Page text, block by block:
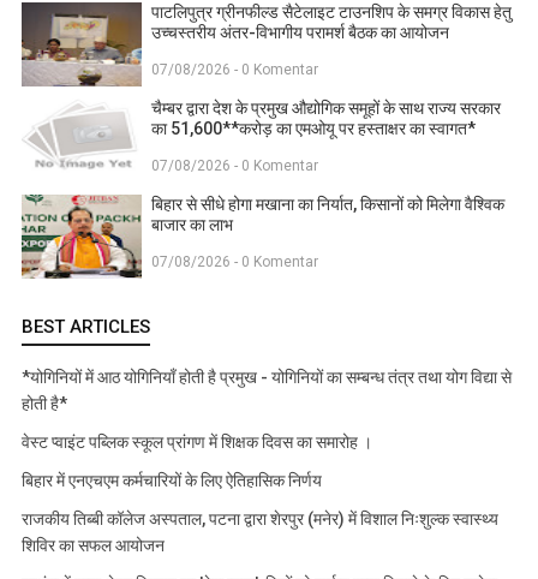
पाटलिपुत्र ग्रीनफील्ड सैटेलाइट टाउनशिप के समग्र विकास हेतु
उच्चस्तरीय अंतर-विभागीय परामर्श बैठक का आयोजन
07/08/2026 - 0 Komentar
चैम्बर द्वारा देश के प्रमुख औद्योगिक समूहों के साथ राज्य सरकार
का 51,600**करोड़ का एमओयू पर हस्ताक्षर का स्वागत*
07/08/2026 - 0 Komentar
बिहार से सीधे होगा मखाना का निर्यात, किसानों को मिलेगा वैश्विक
बाजार का लाभ
07/08/2026 - 0 Komentar
BEST ARTICLES
*योगिनियों में आठ योगिनियाँ होती है प्रमुख - योगिनियों का सम्बन्ध तंत्र तथा योग विद्या से
होती है*
वेस्ट प्वाइंट पब्लिक स्कूल प्रांगण में शिक्षक दिवस का समारोह ।
बिहार में एनएचएम कर्मचारियों के लिए ऐतिहासिक निर्णय
राजकीय तिब्बी कॉलेज अस्पताल, पटना द्वारा शेरपुर (मनेर) में विशाल निःशुल्क स्वास्थ्य
शिविर का सफल आयोजन